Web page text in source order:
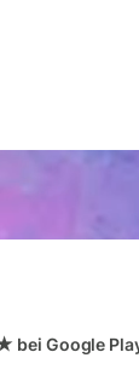
bei Google